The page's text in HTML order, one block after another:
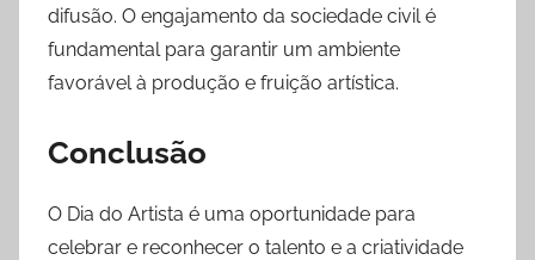
difusão. O engajamento da sociedade civil é
fundamental para garantir um ambiente
favorável à produção e fruição artística.
Conclusão
O Dia do Artista é uma oportunidade para
celebrar e reconhecer o talento e a criatividade